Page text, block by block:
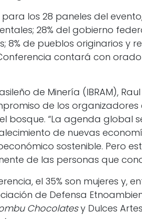
los 28 paneles del
28% del gobierno
8% de pueblos originarios y
contará con
de Minería (IBRAM),
de los
bosque. “La agenda global
de nuevas
sostenible. Pero
de las personas que
el 35% son mujeres y,
de Defensa
Chocolatesy Dulces